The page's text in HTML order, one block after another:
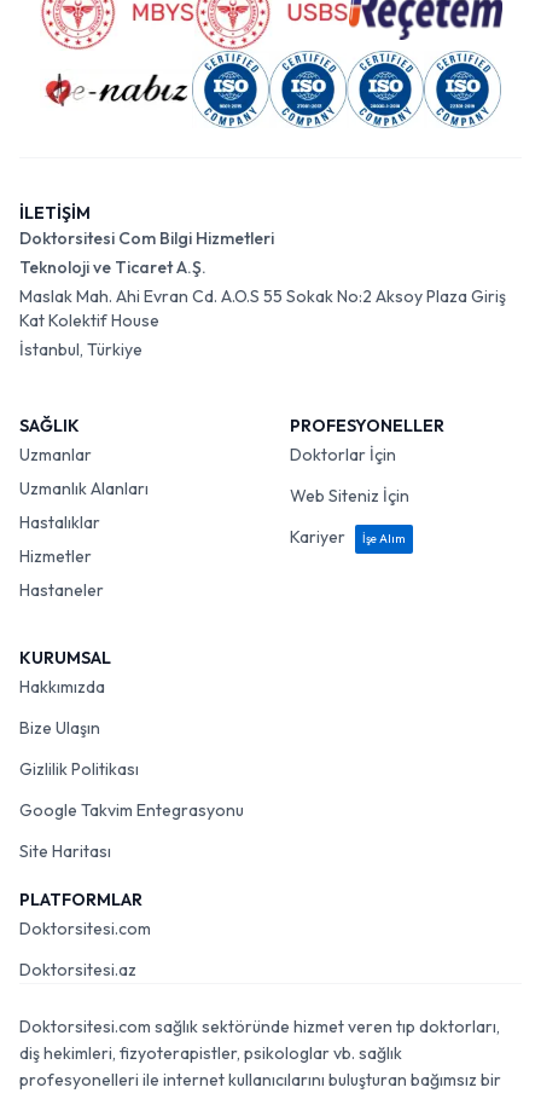
İLETİŞİM
Doktorsitesi Com Bilgi Hizmetleri
Teknoloji ve Ticaret A.Ş.
Maslak Mah. Ahi Evran Cd. A.O.S 55 Sokak No:2 Aksoy Plaza Giriş
Kat Kolektif House
İstanbul, Türkiye
SAĞLIK
Uzmanlar
Uzmanlık Alanları
Hastalıklar
Hizmetler
Hastaneler
PROFESYONELLER
Doktorlar İçin
Web Siteniz İçin
Kariyer
İşe Alım
KURUMSAL
Hakkımızda
Bize Ulaşın
Gizlilik Politikası
Google Takvim Entegrasyonu
Site Haritası
PLATFORMLAR
Doktorsitesi.com
Doktorsitesi.az
Doktorsitesi.com sağlık sektöründe hizmet veren tıp doktorları,
diş hekimleri, fizyoterapistler, psikologlar vb. sağlık
profesyonelleri ile internet kullanıcılarını buluşturan bağımsız bir